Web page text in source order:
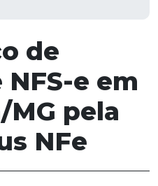
de
e em
MG pela
NFe